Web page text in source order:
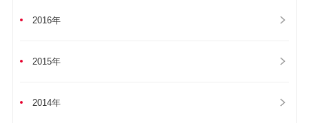
2016年
2015年
2014年